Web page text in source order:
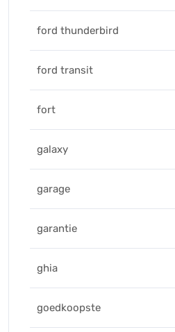
ford thunderbird
ford transit
fort
galaxy
garage
garantie
ghia
goedkoopste